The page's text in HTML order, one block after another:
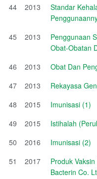
44
2013
Standar
45
2013
Penggunaan
Obat-Obatan
46
2013
Obat Dan
47
2013
Rekayasa
48
2015
Imunisasi (1)
49
2015
Istihalah
50
2016
Imunisasi (2)
51
2017
Produk
Bacterin Co.